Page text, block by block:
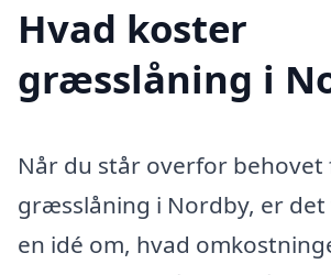
Hvad koster
græsslåning i
Når du står overfor behovet
græsslåning i Nordby, er
en idé om, hvad